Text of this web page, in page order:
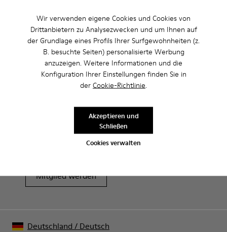
Wir verwenden eigene Cookies und Cookies von
Drittanbietern zu Analysezwecken und um Ihnen auf
der Grundlage eines Profils Ihrer Surfgewohnheiten (z.
B. besuchte Seiten) personalisierte Werbung
anzuzeigen. Weitere Informationen und die
Konfiguration Ihrer Einstellungen finden Sie in
der Cookie-Richtlinie.
Cookies verwalten
Akzeptieren und
Schließen
Absatzhöhe: 7 cm.
Futter: 100% Schweinsleder.
Produktpflege
Unsere Schuhe werden aus sorgfältig ausgewählten und
hochwertigen Materialien hergestellt. Mit den richtigen
Schuhpflegeprodukten halten sie länger.
Ausführliche Pflegehinweise finden Sie in unserer
Sale: Jetzt zusätzlich 10% Nachlass
Richtig gelesen. Als Teil unserer Community kommen Sie in den
Genuss von exklusiven Vorteilen, darunter Preisnachlässe,
Zugang zum Vorverkauf, Veranstaltungseinladungen. Und das ist
Mitglied werden
Deutschland / Deutsch